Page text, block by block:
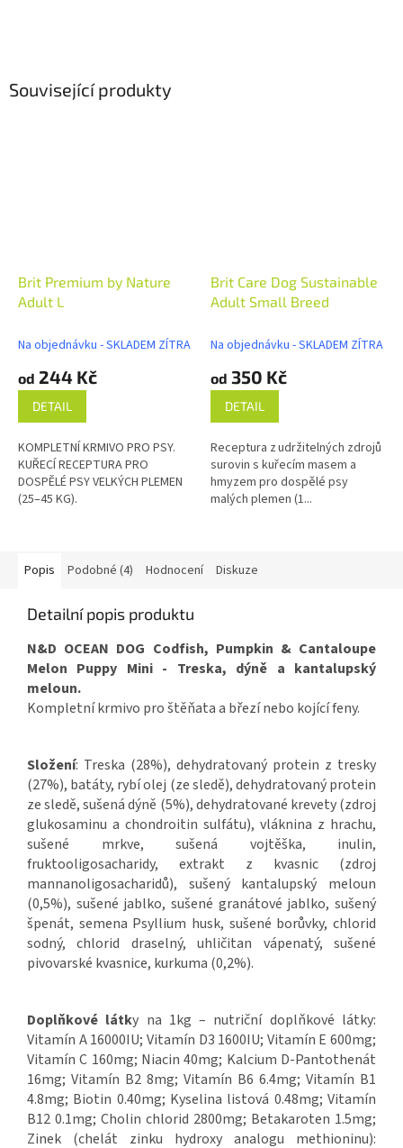
Související produkty
Brit Premium by Nature
Adult L
Na objednávku - SKLADEM ZÍTRA
od 244 Kč
DETAIL
KOMPLETNÍ KRMIVO PRO PSY.
KUŘECÍ RECEPTURA PRO
DOSPĚLÉ PSY VELKÝCH PLEMEN
(25–45 KG).
Brit Care Dog Sustainable
Adult Small Breed
Na objednávku - SKLADEM ZÍTRA
od 350 Kč
DETAIL
Receptura z udržitelných zdrojů
surovin s kuřecím masem a
hmyzem pro dospělé psy
malých plemen (1...
Popis Podobné (4) Hodnocení Diskuze
Detailní popis produktu
N&D OCEAN DOG Codfish, Pumpkin & Cantaloupe
Melon Puppy Mini - Treska, dýně a kantalupský
meloun.
Kompletní krmivo pro štěňata a březí nebo kojící feny.
Složení: Treska (28%), dehydratovaný protein z tresky
(27%), batáty, rybí olej (ze sledě), dehydratovaný protein
ze sledě, sušená dýně (5%), dehydratované krevety (zdroj
glukosaminu a chondroitin sulfátu), vláknina z hrachu,
sušené mrkve, sušená vojtěška, inulin,
fruktooligosacharidy, extrakt z kvasnic (zdroj
mannanoligosacharidů), sušený kantalupský meloun
(0,5%), sušené jablko, sušené granátové jablko, sušený
špenát, semena Psyllium husk, sušené borůvky, chlorid
sodný, chlorid draselný, uhličitan vápenatý, sušené
pivovarské kvasnice, kurkuma (0,2%).
Doplňkové látky na 1kg – nutriční doplňkové látky:
Vitamín A 16000IU; Vitamín D3 1600IU; Vitamín E 600mg;
Vitamín C 160mg; Niacin 40mg; Kalcium D-Pantothenát
16mg; Vitamín B2 8mg; Vitamín B6 6.4mg; Vitamín B1
4.8mg; Biotin 0.40mg; Kyselina listová 0.48mg; Vitamín
B12 0.1mg; Cholin chlorid 2800mg; Betakaroten 1.5mg;
Zinek (chelát zinku hydroxy analogu methioninu):